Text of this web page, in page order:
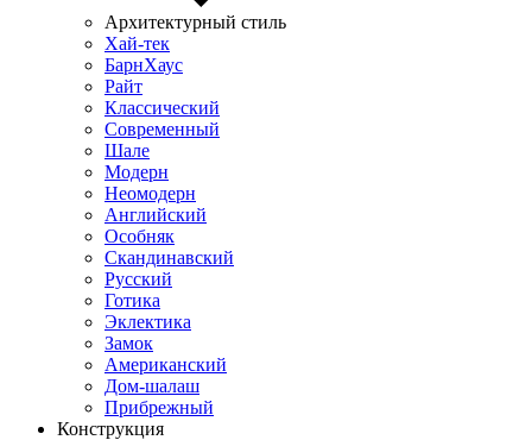
Архитектурный стиль
Хай-тек
БарнХаус
Райт
Классический
Современный
Шале
Модерн
Неомодерн
Английский
Особняк
Скандинавский
Русский
Готика
Эклектика
Замок
Американский
Дом-шалаш
Прибрежный
Конструкция